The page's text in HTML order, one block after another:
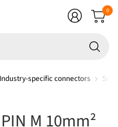
0
Industry-specific connectors
M 10mm²